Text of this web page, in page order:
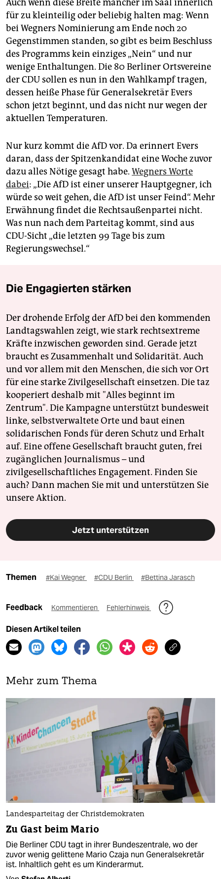
Auch wenn diese Breite mancher im Saal innerlich
für zu kleinteilig oder beliebig halten mag: Wenn
bei Wegners Nominierung am Ende noch 20
Gegenstimmen standen, so gibt es beim Beschluss
des Programms kein einziges „Nein“ und nur
wenige Enthaltungen. Die 80 Berliner Ortsvereine
der CDU sollen es nun in den Wahlkampf tragen,
dessen heiße Phase für Generalsekretär Evers
schon jetzt beginnt, und das nicht nur wegen der
aktuellen Temperaturen.
Nur kurz kommt die AfD vor. Da erinnert Evers
daran, dass der Spitzenkandidat eine Woche zuvor
dazu alles Nötige gesagt habe. Wegners Worte
dabei: „Die AfD ist einer unserer Hauptgegner, ich
würde so weit gehen, die AfD ist unser Feind“. Mehr
Erwähnung findet die Rechtsaußenpartei nicht.
Was nun nach dem Parteitag kommt, sind aus
CDU-Sicht „die letzten 99 Tage bis zum
Regierungswechsel.“
Die Engagierten stärken
Der drohende Erfolg der AfD bei den kommenden
Landtagswahlen zeigt, wie stark rechtsextreme
Kräfte inzwischen geworden sind. Gerade jetzt
braucht es Zusammenhalt und Solidarität. Auch
und vor allem mit den Menschen, die sich vor Ort
für eine starke Zivilgesellschaft einsetzen. Die taz
kooperiert deshalb mit "Alles beginnt im
Zentrum". Die Kampagne unterstützt bundesweit
linke, selbstverwaltete Orte und baut einen
solidarischen Fonds für deren Schutz und Erhalt
auf. Eine offene Gesellschaft braucht guten, frei
zugänglichen Journalismus – und
zivilgesellschaftliches Engagement. Finden Sie
auch? Dann machen Sie mit und unterstützen Sie
unsere Aktion.
Jetzt unterstützen
Themen #Kai Wegner #CDU Berlin #Bettina Jarasch
Feedback Kommentieren Fehlerhinweis
Diesen Artikel teilen
Mehr zum Thema
Landesparteitag der Christdemokraten
Zu Gast beim Mario
Die Berliner CDU tagt in ihrer Bundeszentrale, wo der
zuvor wenig gelittene Mario Czaja nun Generalsekretär
ist. Inhaltlich geht es um Kinderarmut.